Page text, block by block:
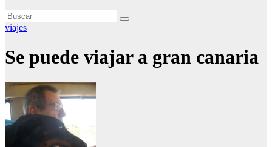
viajes
Se puede viajar a gran canaria